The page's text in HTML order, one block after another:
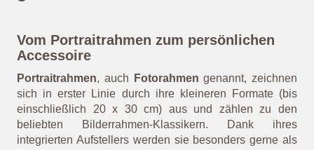
Portraitrahmen, Fotorahmen,
Tischrahmen individuell
gestalten